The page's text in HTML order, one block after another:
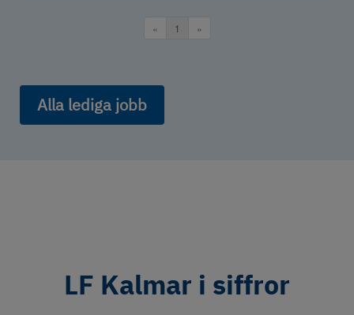
Alla lediga jobb
LF Kalmar i siffror